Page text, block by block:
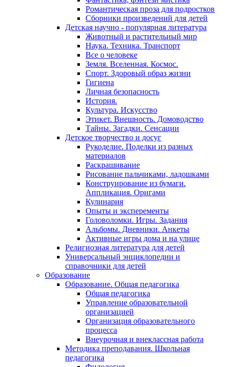
Романтическая проза для подростков
Сборники произведений для детей
Детская научно - популярная литература
Животный и растительный мир
Наука. Техника. Транспорт
Все о человеке
Земля. Вселенная. Космос.
Спорт. Здоровый образ жизни
Гигиена
Личная безопасность
История.
Культура. Искусство
Этикет. Внешность. Домоводство
Тайны. Загадки. Сенсации
Детское творчество и досуг
Рукоделие. Поделки из разных
материалов
Раскрашивание
Рисование пальчиками, ладошками
Конструирование из бумаги.
Аппликация. Оригами
Кулинария
Опыты и эксперементы
Головоломки. Игры. Задания
Альбомы. Дневники. Анкеты
Активные игры дома и на улице
Религиозная литература для детей
Универсальный энциклопедии и
справочники для детей
Образование
Образование. Общая педагогика
Общая педагогика
Управление образовательной
организацией
Организация образовательного
процесса
Внеурочная и внеклассная работа
Методика преподавания. Школьная
педагогика